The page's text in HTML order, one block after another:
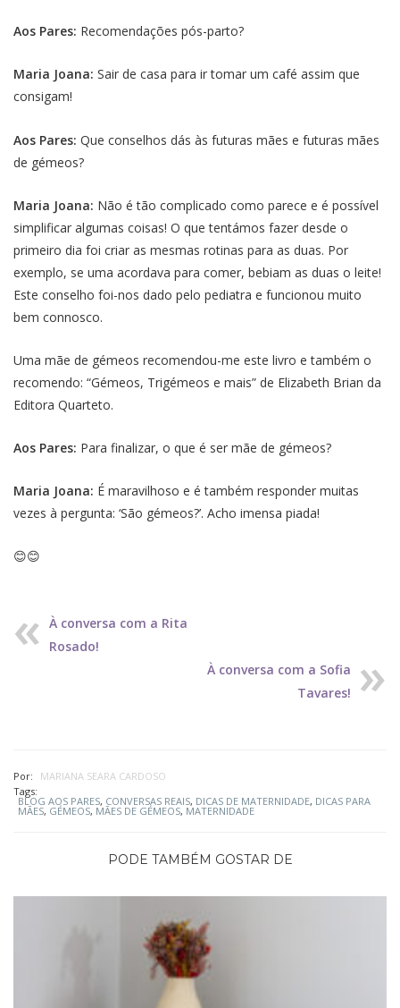
Aos Pares: Recomendações pós-parto?
Maria Joana: Sair de casa para ir tomar um café assim que
consigam!
Aos Pares: Que conselhos dás às futuras mães e futuras mães
de gémeos?
Maria Joana: Não é tão complicado como parece e é possível
simplificar algumas coisas! O que tentámos fazer desde o
primeiro dia foi criar as mesmas rotinas para as duas. Por
exemplo, se uma acordava para comer, bebiam as duas o leite!
Este conselho foi-nos dado pelo pediatra e funcionou muito
bem connosco.
Uma mãe de gémeos recomendou-me este livro e também o
recomendo: “Gémeos, Trigémeos e mais” de Elizabeth Brian da
Editora Quarteto.
Aos Pares: Para finalizar, o que é ser mãe de gémeos?
Maria Joana: É maravilhoso e é também responder muitas
vezes à pergunta: ‘São gémeos?’. Acho imensa piada!
😊😊
À conversa com a Rita
Rosado!
À conversa com a Sofia
Tavares!
Por:
MARIANA SEARA CARDOSO
Tags:
BLOG AOS PARES, CONVERSAS REAIS, DICAS DE MATERNIDADE, DICAS PARA
MÃES, GÉMEOS, MÃES DE GÉMEOS, MATERNIDADE
PODE TAMBÉM GOSTAR DE